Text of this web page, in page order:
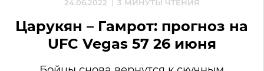
24.06.2022 3 МИНУТЫ ЧТЕНИЯ
Царукян – Гамрот: прогноз на
UFC Vegas 57 26 июня